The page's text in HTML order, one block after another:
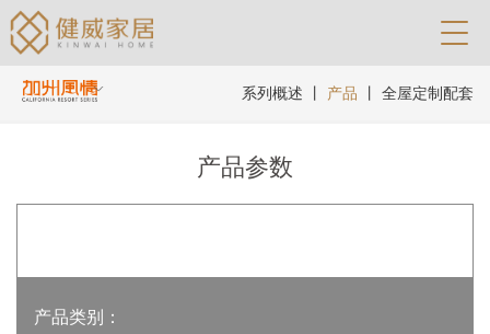
系列概述 产品 全屋定制配套
产品参数
产品类别：